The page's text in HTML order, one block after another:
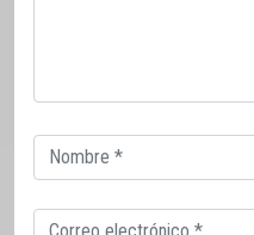
Correo
electrónico
Correo